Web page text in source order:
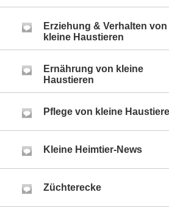
Erziehung & Verhalten von
kleine Haustieren
Ernährung von kleine
Haustieren
Pflege von kleine
Kleine Heimtier-News
Züchterecke